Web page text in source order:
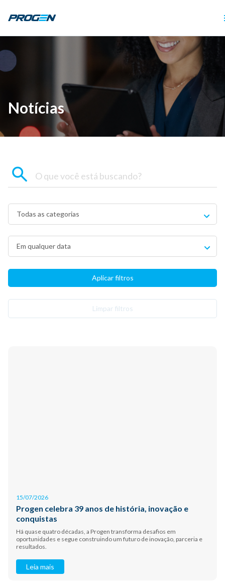
Notícias
Todas as categorias
Limpar filtros
15/07/2026
Progen celebra 39 anos de história, inovação e
conquistas
Há quase quatro décadas, a Progen transforma desafios em
oportunidades e segue construindo um futuro de inovação, parceria e
resultados.
Leia mais